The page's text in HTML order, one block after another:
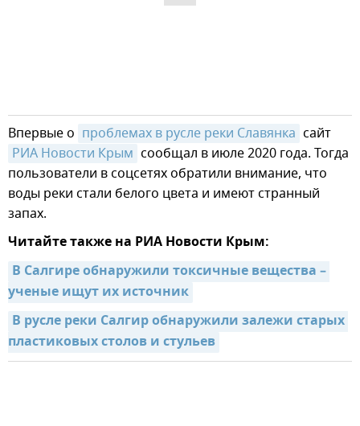
Впервые о проблемах в русле реки Славянка сайт
РИА Новости Крым сообщал в июле 2020 года. Тогда
пользователи в соцсетях обратили внимание, что
воды реки стали белого цвета и имеют странный
запах.
Читайте также на РИА Новости Крым:
В Салгире обнаружили токсичные вещества –
ученые ищут их источник
В русле реки Салгир обнаружили залежи старых
пластиковых столов и стульев